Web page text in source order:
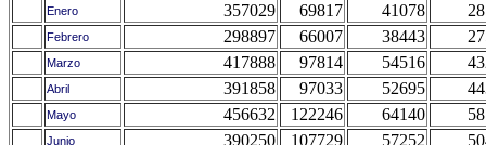
Enero 357029 69817 41078
Febrero 298897 66007 38443
Marzo 417888 97814 54516
Abril 391858 97033 52695
Mayo 456632 122246 64140
Junio 390250 107729 57252